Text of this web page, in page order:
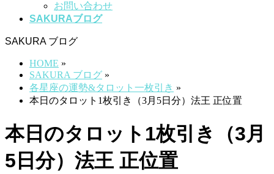
お問い合わせ
SAKURAブログ
SAKURA ブログ
HOME »
SAKURA ブログ »
各星座の運勢&タロット一枚引き »
本日のタロット1枚引き（3月5日分）法王 正位置
本日のタロット1枚引き（3月
5日分）法王 正位置